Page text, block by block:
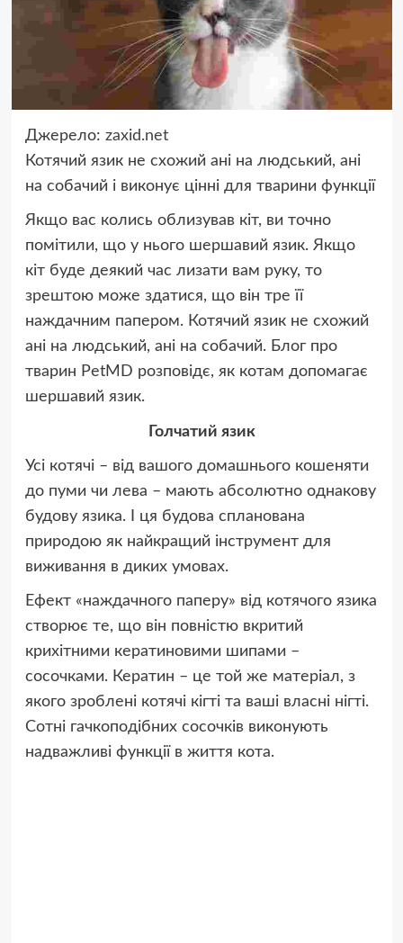
Джерело: zaxid.net
Котячий язик не схожий ані на людський, ані
на собачий і виконує цінні для тварини функції
Якщо вас колись облизував кіт, ви точно
помітили, що у нього шершавий язик. Якщо
кіт буде деякий час лизати вам руку, то
зрештою може здатися, що він тре її
наждачним папером. Котячий язик не схожий
ані на людський, ані на собачий. Блог про
тварин PetMD розповідє, як котам допомагає
шершавий язик.
Голчатий язик
Усі котячі – від вашого домашнього кошеняти
до пуми чи лева – мають абсолютно однакову
будову язика. І ця будова спланована
природою як найкращий інструмент для
виживання в диких умовах.
Ефект «наждачного паперу» від котячого язика
створює те, що він повністю вкритий
крихітними кератиновими шипами –
сосочками. Кератин – це той же матеріал, з
якого зроблені котячі кігті та ваші власні нігті.
Сотні гачкоподібних сосочків виконують
надважливі функції в життя кота.